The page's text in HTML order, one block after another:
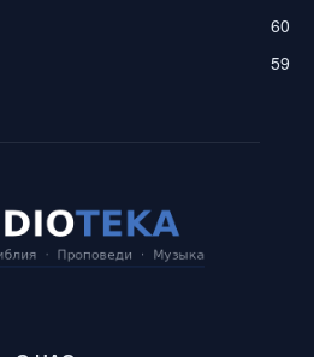
60
59